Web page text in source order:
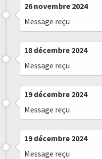
26 novembre 2024
Message reçu
18 décembre 2024
Message reçu
19 décembre 2024
Message reçu
19 décembre 2024
Message reçu